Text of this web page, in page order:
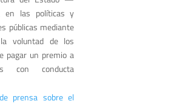
en las políticas y
públicas mediante
voluntad de los
pagar un premio a
con conducta
prensa sobre el